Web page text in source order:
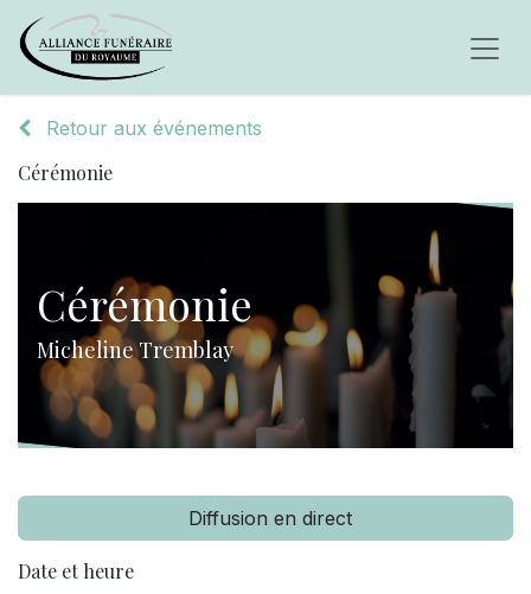
Retour aux événements
Cérémonie
Cérémonie
Micheline Tremblay
Diffusion en direct
Date et heure